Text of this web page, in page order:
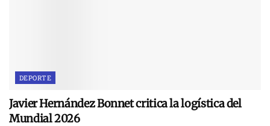
DEPORTE
Javier Hernández Bonnet critica la logística del
Mundial 2026